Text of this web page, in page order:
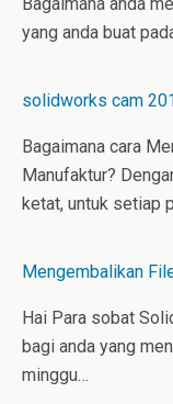
yang anda buat
solidworks cam
Bagaimana cara
Manufaktur?
ketat, untuk setiap
Mengembalikan
Hai Para sobat
bagi anda yang
minggu…